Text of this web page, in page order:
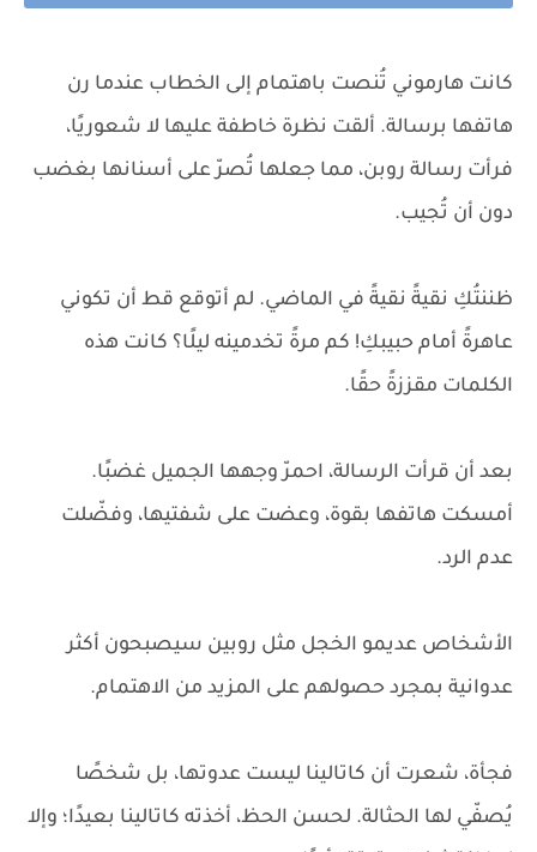
كانت هارموني تُنصت باهتمام إلى الخطاب عندما رن
هاتفها برسالة. ألقت نظرة خاطفة عليها لا شعوريًا،
فرأت رسالة روبن، مما جعلها تُصرّ على أسنانها بغضب
دون أن تُجيب.
ظننتُكِ نقيةً نقيةً في الماضي. لم أتوقع قط أن تكوني
عاهرةً أمام حبيبكِ! كم مرةً تخدمينه ليلًا؟ كانت هذه
الكلمات مقززةً حقًا.
بعد أن قرأت الرسالة، احمرّ وجهها الجميل غضبًا.
أمسكت هاتفها بقوة، وعضت على شفتيها، وفضّلت
عدم الرد.
الأشخاص عديمو الخجل مثل روبين سيصبحون أكثر
عدوانية بمجرد حصولهم على المزيد من الاهتمام.
فجأة، شعرت أن كاتالينا ليست عدوتها، بل شخصًا
يُصفّي لها الحثالة. لحسن الحظ، أخذته كاتالينا بعيدًا؛ وإلا